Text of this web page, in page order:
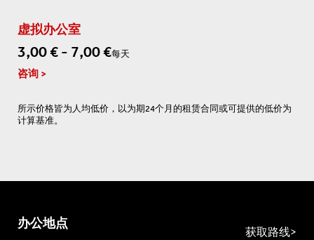
虚拟办公室
3,00 € - 7,00 €每天
咨询
所示价格皆为人均低价，以为期24个月的租赁合同或可提供的低价为
计算基准。
办公地点
获取路线